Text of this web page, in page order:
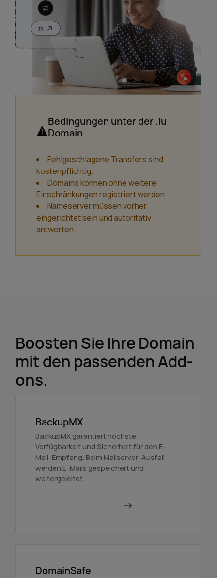
Bedingungen unter der .lu
Domain
Fehlgeschlagene Transfers sind
kostenpflichtig.
Domains können ohne weitere
Einschränkungen registriert werden.
Nameserver müssen vorher
eingerichtet sein und autoritativ
antworten.
Boosten Sie Ihre Domain
mit den passenden Add-
ons.
BackupMX
BackupMX garantiert höchste
Verfügbarkeit und Sicherheit für den E-
Mail-Empfang. Beim Mailserver-Ausfall
werden E-Mails gespeichert und
weitergeleitet.
DomainSafe